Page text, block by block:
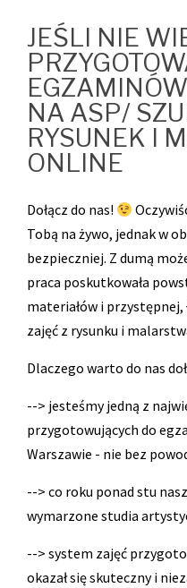
JEŚLI NIE
NA ASP/
RYSUNEK I
ONLINE
Dołącz do nas!
Tobą na żywo, jednak w
bezpieczniej. Z dumą
praca poskutkowała
materiałów i
zajęć z rysunku i
Dlaczego warto do nas
--> jesteśmy jedną z
przygotowujących do
Warszawie - nie bez
--> co roku ponad stu
wymarzone studia
--> system zajęć
okazał się skuteczny i